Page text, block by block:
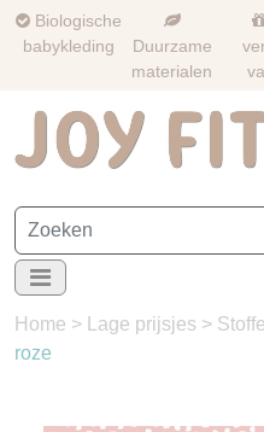
Biologische
babykleding
Duurzame
materialen
Home > Lage prijsjes >
roze